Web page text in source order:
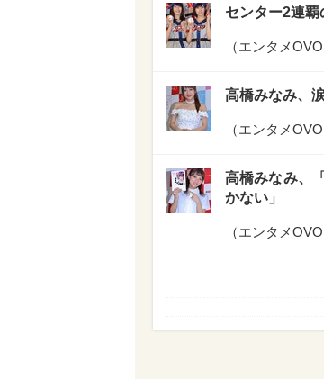
センター2連覇
（エンタメOVO
高橋みなみ、
（エンタメOVO
高橋みなみ、
かない」
（エンタメOVO